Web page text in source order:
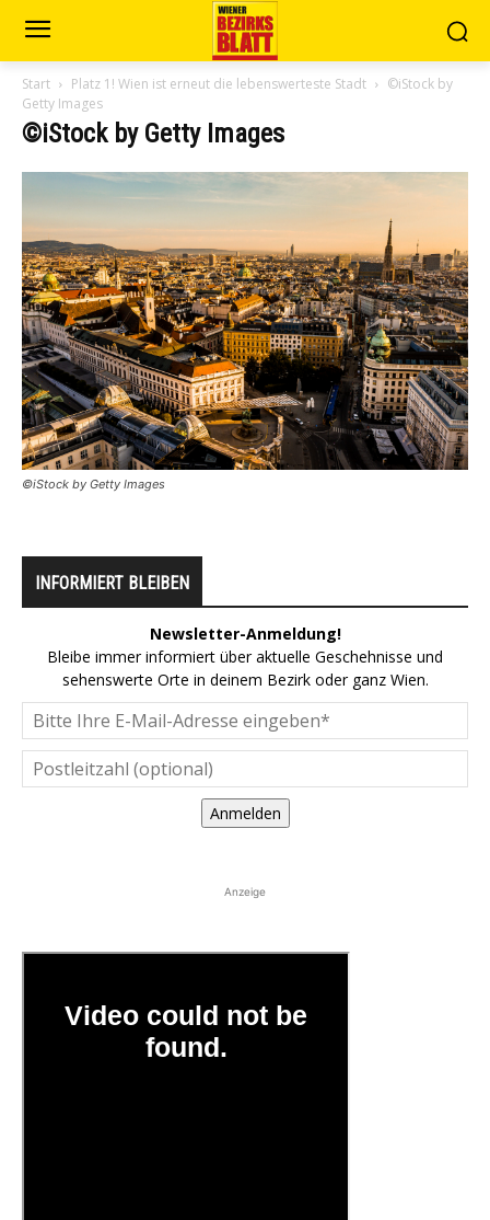
Start Platz 1! Wien ist erneut die lebenswerteste Stadt
©iStock by
Getty Images
©iStock by Getty Images
©iStock by Getty Images
INFORMIERT BLEIBEN
Newsletter-Anmeldung!
Bleibe immer informiert über aktuelle Geschehnisse und
sehenswerte Orte in deinem Bezirk oder ganz Wien.
Anmelden
Anzeige